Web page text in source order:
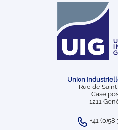
Union
Rue de
Case
1211
+41 (0)58